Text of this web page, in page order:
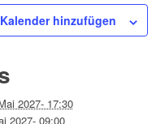
hinzufügen
2027- 17:30
2027- 09:00